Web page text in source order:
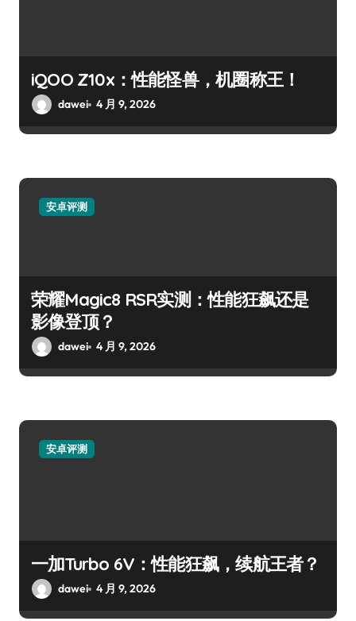
iQOO Z10x：性能怪兽，机圈称王！
dawei 4 月 9, 2026
安卓评测
荣耀Magic8 RSR实测：性能狂飙还是
影像登顶？
dawei 4 月 9, 2026
安卓评测
一加Turbo 6V：性能狂飙，续航王者？
dawei 4 月 9, 2026